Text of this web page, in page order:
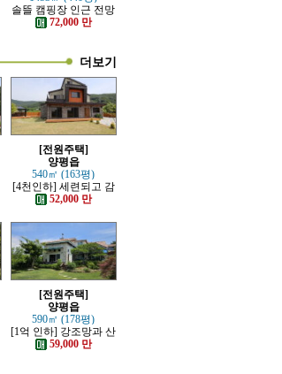
솔뜰 캠핑장 인근 전망
트인 통나무 근생주택
72,000 만
더보기
[전원주택]
양평읍
540㎡ (163평)
[4천인하] 세련되고 감
각적인 모던한 전원주
52,000 만
[전원주택]
양평읍
590㎡ (178평)
[1억 인하] 강조망과 산
세 조망 좋은 고급 전원
59,000 만